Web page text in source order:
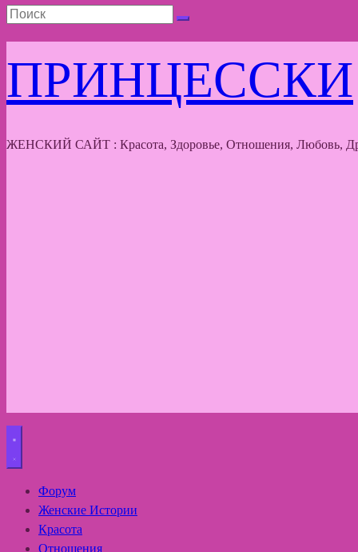
ПРИНЦЕССКИ
ЖЕНСКИЙ САЙТ : Красота, Здоровье, Отношения, Любовь,
Форум
Женские Истории
Красота
Отношения